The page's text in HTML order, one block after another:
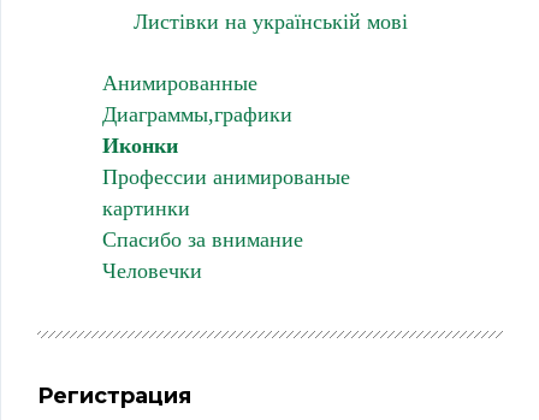
Листівки на українській мові
Анимированные
Диаграммы,графики
Иконки
Профессии анимированые
картинки
Спасибо за внимание
Человечки
Регистрация